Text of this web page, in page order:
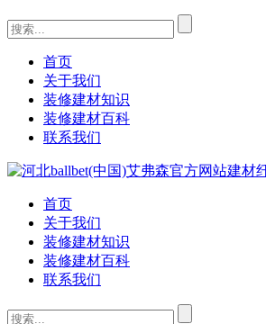
首页
关于我们
装修建材知识
装修建材百科
联系我们
首页
关于我们
装修建材知识
装修建材百科
联系我们